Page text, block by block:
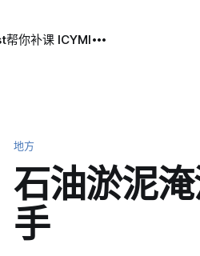
帮你补课 ICYMI
地方
石油淤泥
手